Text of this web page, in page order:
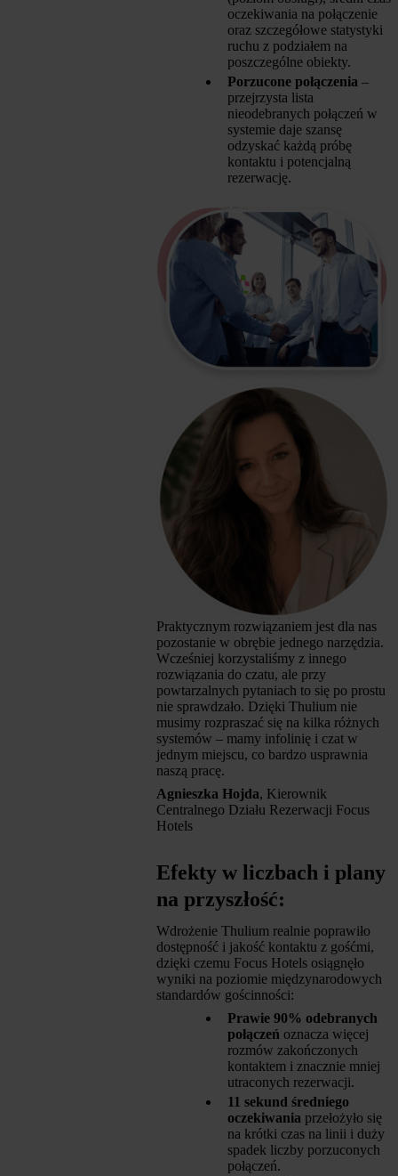
oczekiwania na połączenie
oraz szczegółowe statystyki
ruchu z podziałem na
poszczególne obiekty.
Porzucone połączenia –
przejrzysta lista
nieodebranych połączeń w
systemie daje szansę
odzyskać każdą próbę
kontaktu i potencjalną
rezerwację.
Praktycznym rozwiązaniem jest dla nas
pozostanie w obrębie jednego narzędzia.
Wcześniej korzystaliśmy z innego
rozwiązania do czatu, ale przy
powtarzalnych pytaniach to się po prostu
nie sprawdzało. Dzięki Thulium nie
musimy rozpraszać się na kilka różnych
systemów – mamy infolinię i czat w
jednym miejscu, co bardzo usprawnia
naszą pracę.
Agnieszka Hojda, Kierownik
Centralnego Działu Rezerwacji Focus
Hotels
Efekty w liczbach i plany
na przyszłość:
Wdrożenie Thulium realnie poprawiło
dostępność i jakość kontaktu z gośćmi,
dzięki czemu Focus Hotels osiągnęło
wyniki na poziomie międzynarodowych
standardów gościnności:
Prawie 90% odebranych
połączeń oznacza więcej
rozmów zakończonych
kontaktem i znacznie mniej
utraconych rezerwacji.
11 sekund średniego
oczekiwania przełożyło się
na krótki czas na linii i duży
spadek liczby porzuconych
połączeń.